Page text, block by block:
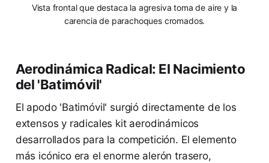
Vista frontal que destaca la agresiva toma de aire y la
carencia de parachoques cromados.
Aerodinámica Radical: El Nacimiento
del 'Batimóvil'
El apodo 'Batimóvil' surgió directamente de los
extensos y radicales kit aerodinámicos
desarrollados para la competición. El elemento
más icónico era el enorme alerón trasero,